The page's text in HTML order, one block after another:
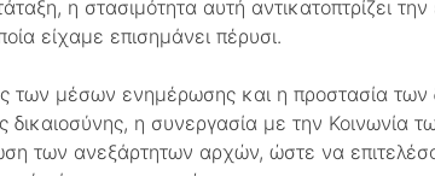
η στασιμότητα αυτή αντικατοπτρίζει
είχαμε επισημάνει πέρυσι.
των μέσων ενημέρωσης και η προστασία
η συνεργασία με την Κοινωνία
των ανεξάρτητων αρχών, ώστε να